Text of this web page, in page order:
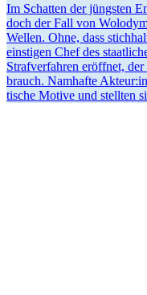
Im Schat­ten der jüngs­ten
doch der Fall von
Wellen. Ohne, dass
eins­ti­gen Chef des
Straf­ver­fah­ren eröff­net,
brauch. Nam­hafte
ti­sche Motive und stell­ten